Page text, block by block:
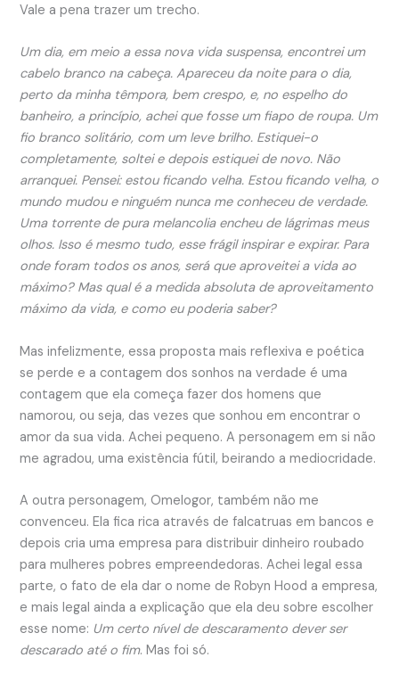
Vale a pena trazer um trecho.
Um dia, em meio a essa nova vida suspensa, encontrei um
cabelo branco na cabeça. Apareceu da noite para o dia,
perto da minha têmpora, bem crespo, e, no espelho do
banheiro, a princípio, achei que fosse um fiapo de roupa. Um
fio branco solitário, com um leve brilho. Estiquei-o
completamente, soltei e depois estiquei de novo. Não
arranquei. Pensei: estou ficando velha. Estou ficando velha, o
mundo mudou e ninguém nunca me conheceu de verdade.
Uma torrente de pura melancolia encheu de lágrimas meus
olhos. Isso é mesmo tudo, esse frágil inspirar e expirar. Para
onde foram todos os anos, será que aproveitei a vida ao
máximo? Mas qual é a medida absoluta de aproveitamento
máximo da vida, e como eu poderia saber?
Mas infelizmente, essa proposta mais reflexiva e poética
se perde e a contagem dos sonhos na verdade é uma
contagem que ela começa fazer dos homens que
namorou, ou seja, das vezes que sonhou em encontrar o
amor da sua vida. Achei pequeno. A personagem em si não
me agradou, uma existência fútil, beirando a mediocridade.
A outra personagem, Omelogor, também não me
convenceu. Ela fica rica através de falcatruas em bancos e
depois cria uma empresa para distribuir dinheiro roubado
para mulheres pobres empreendedoras. Achei legal essa
parte, o fato de ela dar o nome de Robyn Hood a empresa,
e mais legal ainda a explicação que ela deu sobre escolher
esse nome: Um certo nível de descaramento dever ser
descarado até o fim. Mas foi só.